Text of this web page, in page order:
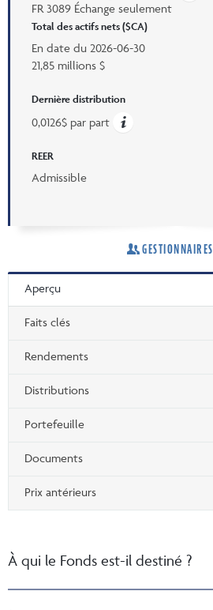
FR 3089 Échange seulement
Total des actifs nets ($CA)
En date du 2026-06-30
21,85 millions $
Dernière distribution
0,0126$ par part
REER
Admissible
GESTIONNAIRES
Aperçu
Faits clés
Rendements
Distributions
Portefeuille
Documents
Prix antérieurs
À qui le Fonds est-il destiné ?